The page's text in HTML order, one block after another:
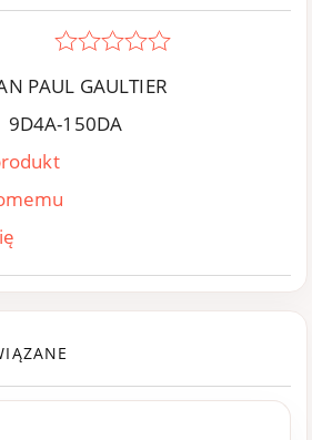
PAUL GAULTIER
9D4A-150DA